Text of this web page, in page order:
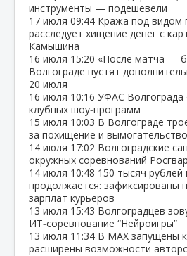
инструменты — подешевели
17 июля 09:44 Кража под
расследует хищение денег с
Камышина
16 июля 15:20 «После матча —
Волгограде пустят
20 июля
16 июля 10:16 УФАС Волгограда
клубных шоу‑программ
15 июля 10:03 В Волгограде
за похищение и вымогательство
14 июля 17:02 Волгоградские
окружных соревнований
14 июля 10:48 150 тысяч рублей
продолжается: зафиксированы
зарплат курьеров
13 июля 15:43 Волгоградцев
ИТ‑соревнование “Нейроигры”
13 июля 11:34 В МАХ запущены
расширены возможности